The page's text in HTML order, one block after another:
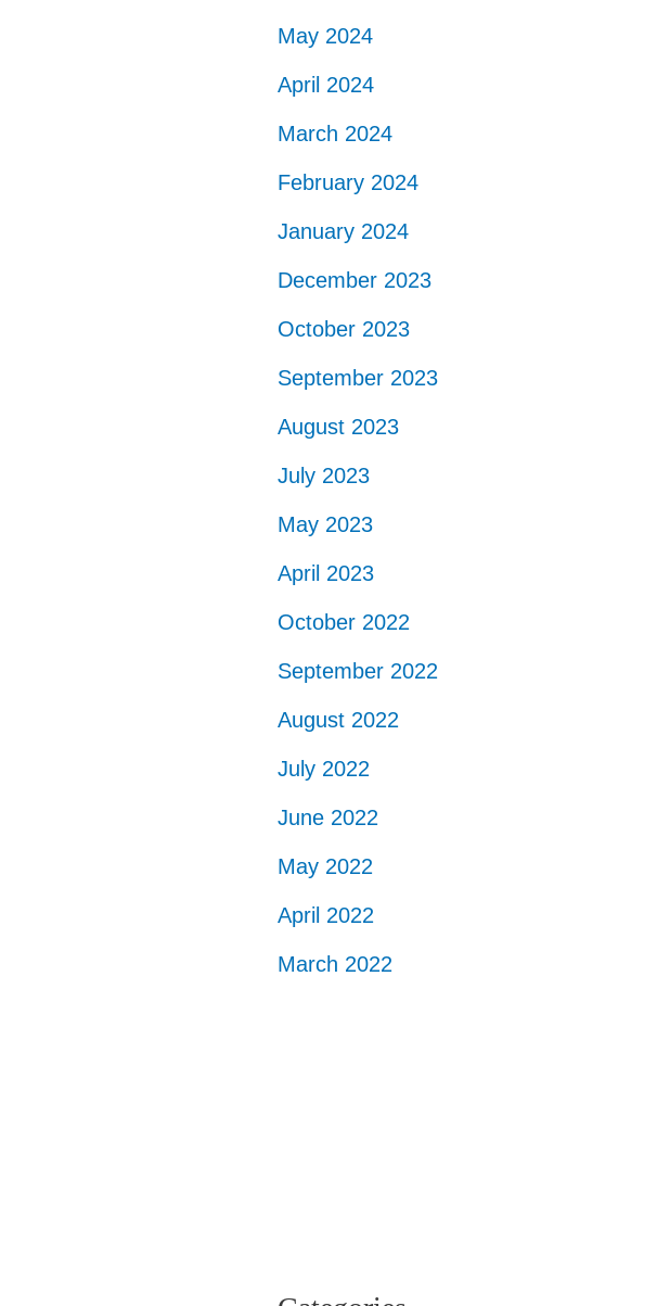
May 2024
April 2024
March 2024
February 2024
January 2024
December 2023
October 2023
September 2023
August 2023
July 2023
May 2023
April 2023
October 2022
September 2022
August 2022
July 2022
June 2022
May 2022
April 2022
March 2022